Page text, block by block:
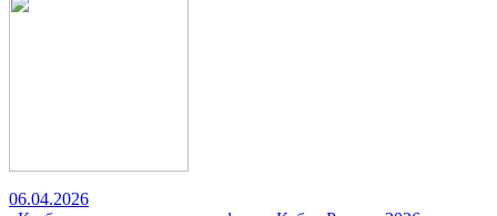
06.04.2026